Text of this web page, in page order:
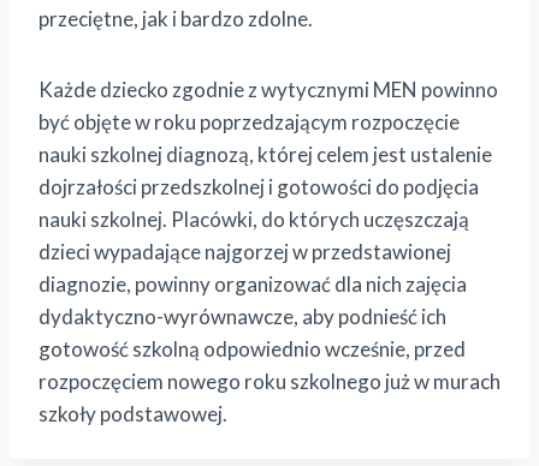
przeciętne, jak i bardzo zdolne.
Każde dziecko zgodnie z wytycznymi MEN powinno
być objęte w roku poprzedzającym rozpoczęcie
nauki szkolnej diagnozą, której celem jest ustalenie
dojrzałości przedszkolnej i gotowości do podjęcia
nauki szkolnej. Placówki, do których uczęszczają
dzieci wypadające najgorzej w przedstawionej
diagnozie, powinny organizować dla nich zajęcia
dydaktyczno-wyrównawcze, aby podnieść ich
gotowość szkolną odpowiednio wcześnie, przed
rozpoczęciem nowego roku szkolnego już w murach
szkoły podstawowej.